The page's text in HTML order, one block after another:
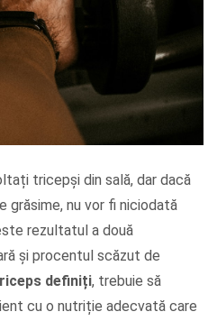
tricepși din sală, dar dacă
grăsime, nu vor fi niciodată
rezultatul a două
și procentul scăzut de
definiți, trebuie să
cu o nutriție adecvată care